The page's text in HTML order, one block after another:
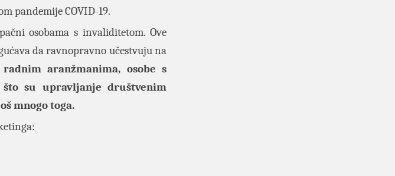
pandemije COVID-19.
osobama s invaliditetom. Ove
da ravnopravno učestvuju na
aranžmanima, osobe s
su upravljanje društvenim
mnogo toga.